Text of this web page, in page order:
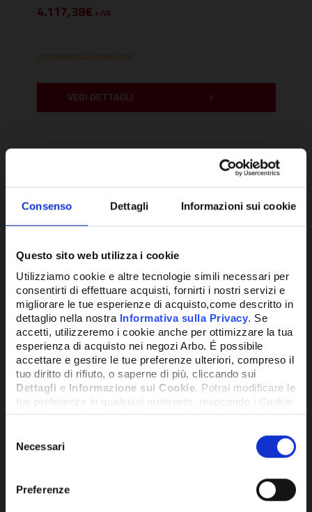
Consenso Dettagli Informazioni sui cookie
Questo sito web utilizza i cookie
Utilizziamo cookie e altre tecnologie simili necessari per
consentirti di effettuare acquisti, fornirti i nostri servizi e
migliorare le tue esperienze di acquisto,come descritto in
dettaglio nella nostra Informativa sulla Privacy. Se
accetti, utilizzeremo i cookie anche per ottimizzare la tua
esperienza di acquisto nei negozi Arbo. É possibile
accettare e gestire le tue preferenze ulteriori, compreso il
tuo diritto di rifiuto, o saperne di più, cliccando sui
Dettagli e Informazione sui Cookie. Potrai modificare le
tue preferenze in qualsiasi momento, revocando i Cookie
precedentemente autorizzati, direttamente dalle
delNecessari
Preferenze
4.117,38€ + IVA
DISPONIBILITÀ DA VERIFICARE
VEDI DETTAGLI
MULTISPLIT EVOLUTION 9000 + 9000 +
2.589,56€